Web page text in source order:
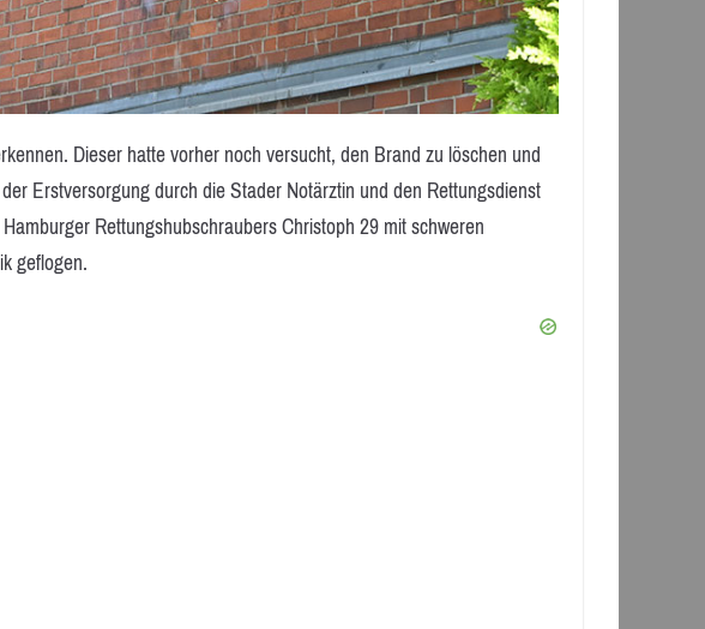
Dieser hatte vorher noch versucht, den Brand zu löschen und
Erstversorgung durch die Stader Notärztin und den Rettungsdienst
Rettungshubschraubers Christoph 29 mit schweren
geflogen.